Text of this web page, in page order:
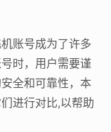
账号成为了许多
时，用户需要谨
全和可靠性，本
进行对比,以帮助